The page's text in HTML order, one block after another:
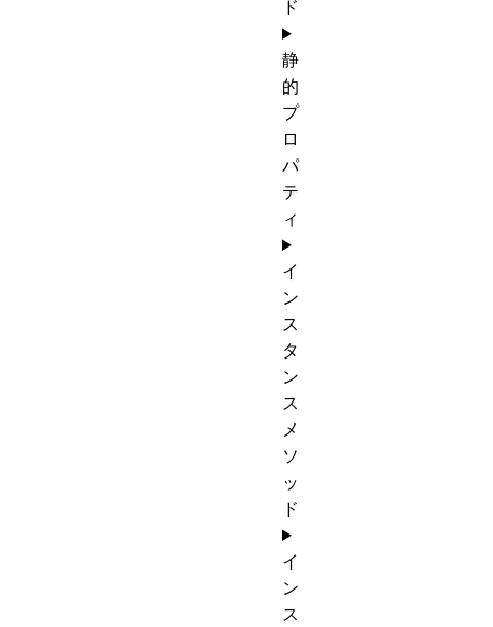
ド
静
的
プ
ロ
パ
テ
ィ
イ
ン
ス
タ
ン
ス
メ
ソ
ッ
ド
イ
ン
ス